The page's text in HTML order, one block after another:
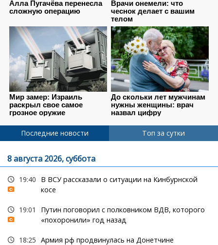
Последние новости Топ за сутки
8 августа 2026, суббота
19:40
В ВСУ рассказали о ситуации на Кинбурнской
косе
19:01
Путин поговорил с полковником ВДВ, которого
«похоронили» год назад
18:25 Армия рф продвинулась на Донетчине